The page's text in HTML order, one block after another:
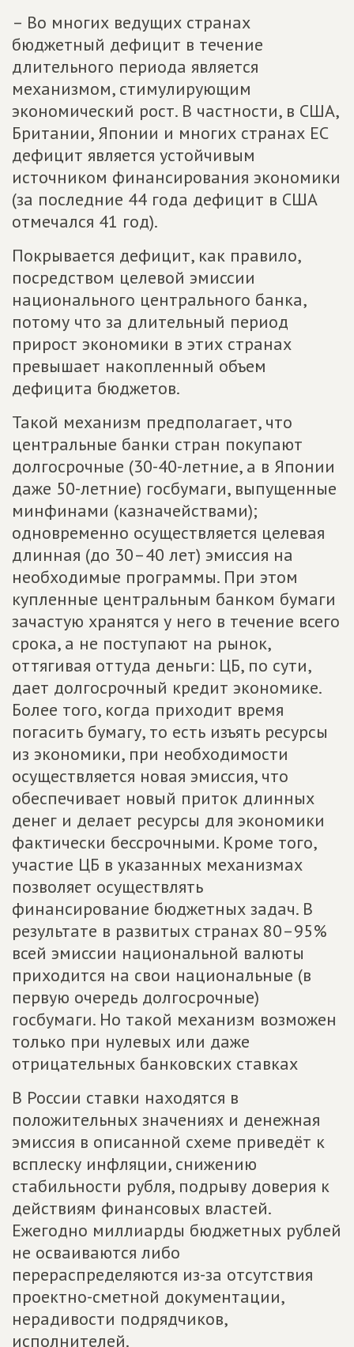
– Во многих ведущих странах
бюджетный дефицит в течение
длительного периода является
механизмом, стимулирующим
экономический рост. В частности, в США,
Британии, Японии и многих странах ЕС
дефицит является устойчивым
источником финансирования экономики
(за последние 44 года дефицит в США
отмечался 41 год).
Покрывается дефицит, как правило,
посредством целевой эмиссии
национального центрального банка,
потому что за длительный период
прирост экономики в этих странах
превышает накопленный объем
дефицита бюджетов.
Такой механизм предполагает, что
центральные банки стран покупают
долгосрочные (30-40-летние, а в Японии
даже 50-летние) госбумаги, выпущенные
минфинами (казначействами);
одновременно осуществляется целевая
длинная (до 30–40 лет) эмиссия на
необходимые программы. При этом
купленные центральным банком бумаги
зачастую хранятся у него в течение всего
срока, а не поступают на рынок,
оттягивая оттуда деньги: ЦБ, по сути,
дает долгосрочный кредит экономике.
Более того, когда приходит время
погасить бумагу, то есть изъять ресурсы
из экономики, при необходимости
осуществляется новая эмиссия, что
обеспечивает новый приток длинных
денег и делает ресурсы для экономики
фактически бессрочными. Кроме того,
участие ЦБ в указанных механизмах
позволяет осуществлять
финансирование бюджетных задач. В
результате в развитых странах 80–95%
всей эмиссии национальной валюты
приходится на свои национальные (в
первую очередь долгосрочные)
госбумаги. Но такой механизм возможен
только при нулевых или даже
отрицательных банковских ставках
В России ставки находятся в
положительных значениях и денежная
эмиссия в описанной схеме приведёт к
всплеску инфляции, снижению
стабильности рубля, подрыву доверия к
действиям финансовых властей.
Ежегодно миллиарды бюджетных рублей
не осваиваются либо
перераспределяются из-за отсутствия
проектно-сметной документации,
нерадивости подрядчиков,
исполнителей.